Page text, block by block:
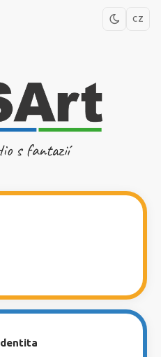
CZ
s fantazií